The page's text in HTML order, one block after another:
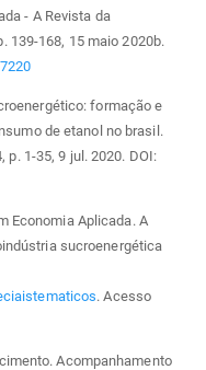
- A Revista da
139-168, 15 maio 2020b.
formação e
de etanol no brasil.
p. 1-35, 9 jul. 2020. DOI:
Economia Aplicada. A
sucroenergética
. Acesso
Acompanhamento